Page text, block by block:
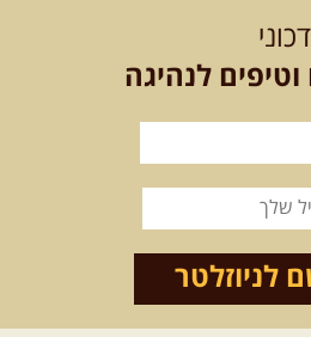
לנהיגה
לניוזלטר